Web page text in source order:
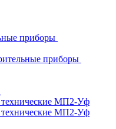
приборы
приборы
МП2-Уф
МП2-Уф